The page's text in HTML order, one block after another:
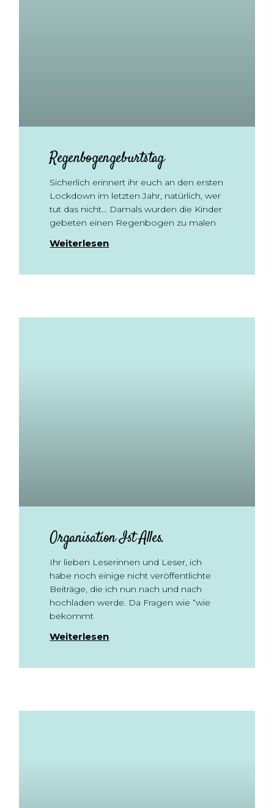
Regenbogengeburtstag
Sicherlich erinnert ihr euch an den ersten
Lockdown im letzten Jahr, natürlich, wer
tut das nicht… Damals wurden die Kinder
gebeten einen Regenbogen zu malen
Weiterlesen
Organisation Ist Alles.
Ihr lieben Leserinnen und Leser, ich
habe noch einige nicht veröffentlichte
Beiträge, die ich nun nach und nach
hochladen werde. Da Fragen wie “wie
bekommt
Weiterlesen